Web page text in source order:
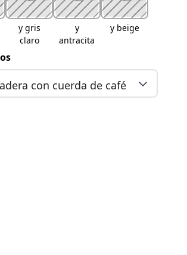
y gris
claro
y
antracita
y beige
con cuerda de café